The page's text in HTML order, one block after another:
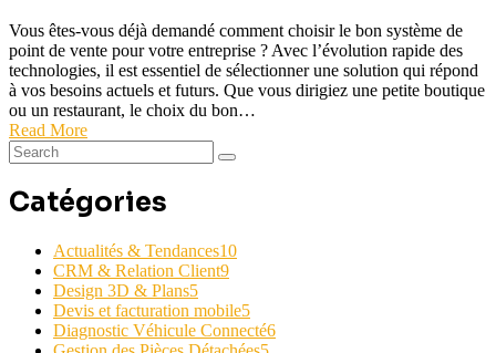
Vous êtes-vous déjà demandé comment choisir le bon système de
point de vente pour votre entreprise ? Avec l’évolution rapide des
technologies, il est essentiel de sélectionner une solution qui répond
à vos besoins actuels et futurs. Que vous dirigiez une petite boutique
ou un restaurant, le choix du bon…
Read More
Catégories
Actualités & Tendances10
CRM & Relation Client9
Design 3D & Plans5
Devis et facturation mobile5
Diagnostic Véhicule Connecté6